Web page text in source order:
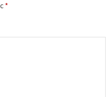
*